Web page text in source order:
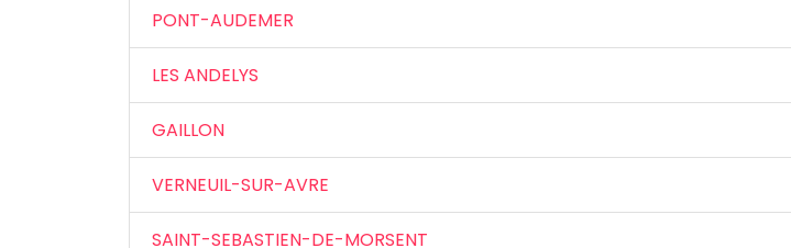
PONT-AUDEMER
LES ANDELYS
GAILLON
VERNEUIL-SUR-AVRE
SAINT-SEBASTIEN-DE-MORSENT